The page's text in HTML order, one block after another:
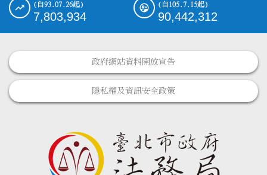
(自93.07.26起)
7,803,934
(自105.7.15起)
90,442,312
政府網站資料開放宣告
隱私權及資訊安全政策